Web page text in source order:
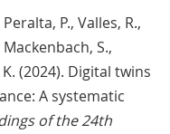
P., Valles, R.,
S.,
(2024). Digital twins
A systematic
of the 24th